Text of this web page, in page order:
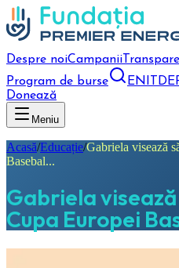
Despre noiCampanii
Program de burse
EN DE
Donează
Meniu
Acasă/Educație/Gabriela visează
Basebal...
Gabriela
Cupa Europei